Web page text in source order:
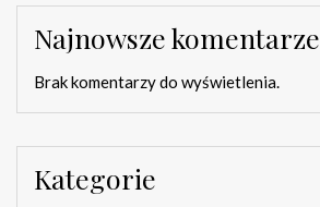
Najnowsze komentarze
Brak komentarzy do wyświetlenia.
Kategorie